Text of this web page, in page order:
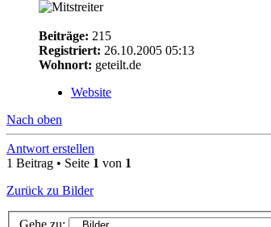
Beiträge: 215
Registriert: 26.10.2005 05:13
Wohnort: geteilt.de
Website
Nach oben
Antwort erstellen
1 Beitrag • Seite 1 von 1
Zurück zu Bilder